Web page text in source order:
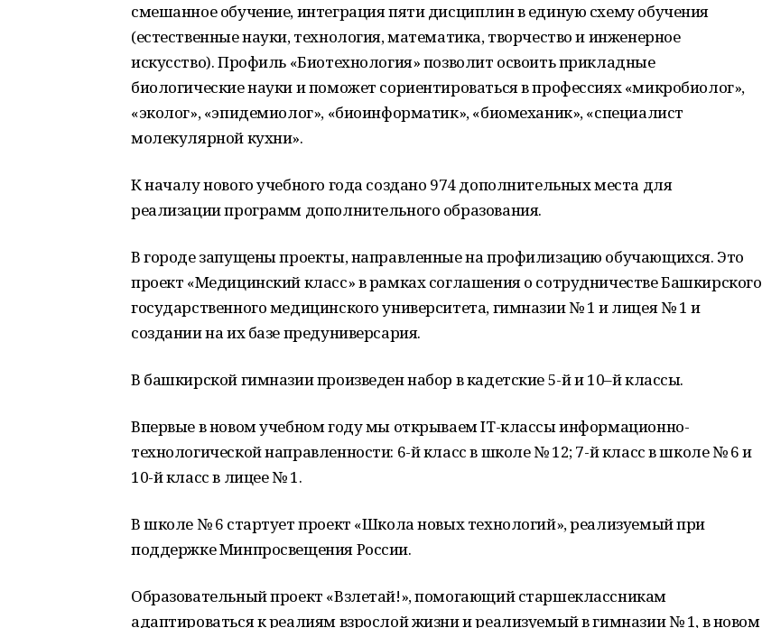
смешанное обучение, интеграция пяти дисциплин в единую схему обучения
(естественные науки, технология, математика, творчество и инженерное
искусство). Профиль «Биотехнология» позволит освоить прикладные
биологические науки и поможет сориентироваться в профессиях «микробиолог»,
«эколог», «эпидемиолог», «биоинформатик», «биомеханик», «специалист
молекулярной кухни».
К началу нового учебного года создано 974 дополнительных места для
реализации программ дополнительного образования.
В городе запущены проекты, направленные на профилизацию обучающихся. Это
проект «Медицинский класс» в рамках соглашения о сотрудничестве Башкирского
государственного медицинского университета, гимназии № 1 и лицея № 1 и
создании на их базе предуниверсария.
В башкирской гимназии произведен набор в кадетские 5-й и 10–й классы.
Впервые в новом учебном году мы открываем IT-классы информационно-
технологической направленности: 6-й класс в школе № 12; 7-й класс в школе № 6 и
10-й класс в лицее № 1.
В школе № 6 стартует проект «Школа новых технологий», реализуемый при
поддержке Минпросвещения России.
Образовательный проект «Взлетай!», помогающий старшеклассникам
адаптироваться к реалиям взрослой жизни и реализуемый в гимназии № 1, в новом